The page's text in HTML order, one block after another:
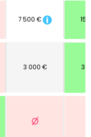
7 500 € 15
3 000 € 3